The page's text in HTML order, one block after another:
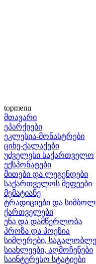
topmenu
მთავარი
ეპარქიები
ეკლესია-მონასტრები
ციხე-ქალაქები
უძველესი საქართველო
ექსპონატები
მითები და ლეგენდები
საქართველოს მეფეები
მემატიანე
ტრადიციები და
ქართველები
ენა და დამწერლობა
პროზა და პოეზია
სიმღერები,
სიახლეები, აღმოჩენები
საინტერესო სტატიები